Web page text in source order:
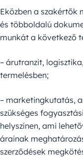
Eközben a szakértők
és többoldalú
munkát a következő
– árutranzit,
termelésben;
– marketingkutatás,
szükséges
helyszínen, ami
árainak
szerződések